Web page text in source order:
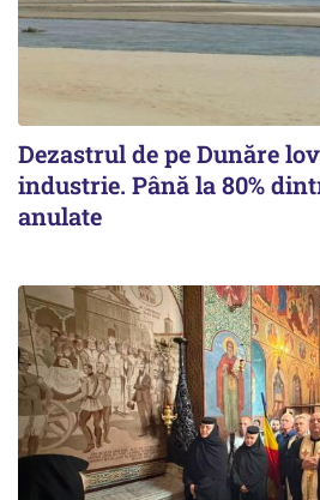
Dezastrul de pe Dunăre
industrie. Până la 80%
anulate